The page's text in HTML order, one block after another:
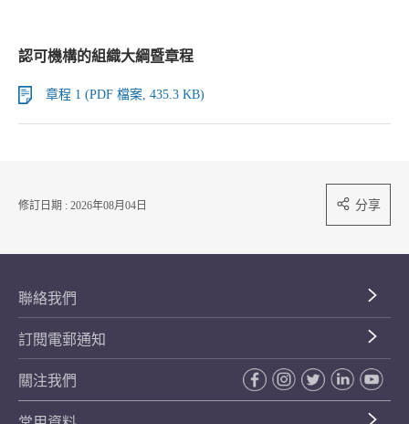
認可機構的組織大綱暨章程
章程 1 (PDF 檔案, 435.3 KB)
修訂日期 : 2026年08月04日 分享
聯絡我們
訂閱電郵通知
關注我們